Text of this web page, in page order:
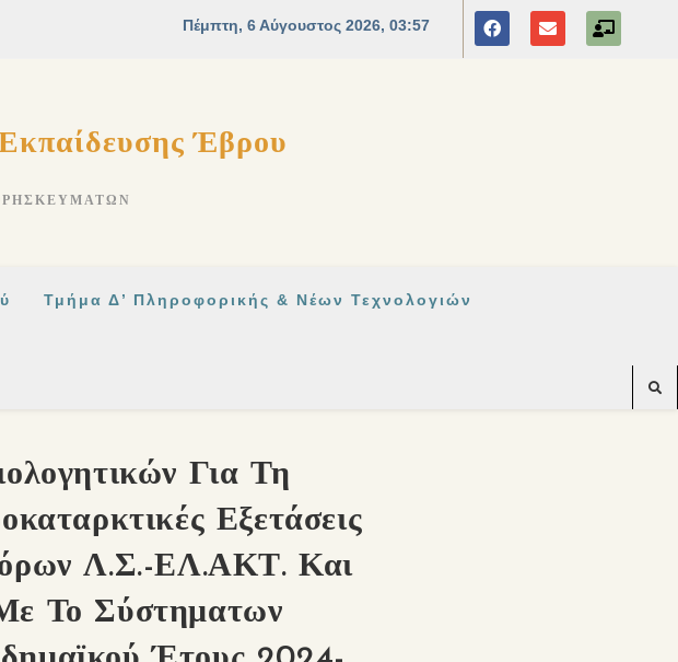
Έβρου
Τμήμα Δ’ Πληροφορικής & Νέων Τεχνολογιών
Για Τη
Εξετάσεις
Λ.Σ.-ΕΛ.ΑΚΤ. Και
Το Σύστηματων